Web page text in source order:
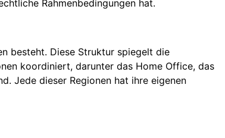
Rahmenbedingungen hat.
besteht. Diese Struktur spiegelt die
koordiniert, darunter das Home Office, das
Jede dieser Regionen hat ihre eigenen